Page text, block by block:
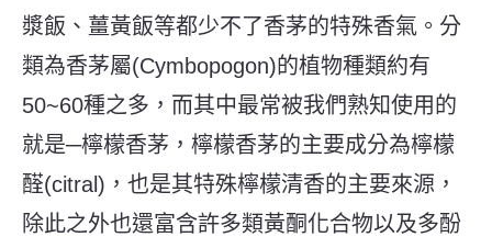
漿飯、薑黃飯等都少不了香茅的特殊香氣。 分
類為香茅屬(Cymbopogon)的植物種類約有
50~60種之多，而其中最常被我們熟知使用的
就是─檸檬香茅， 檸檬香茅的主要成分為檸檬
醛(citral)，也是其特殊檸檬清香的主要來源，
除此之外也還富含許多類黃酮化合物以及多酚